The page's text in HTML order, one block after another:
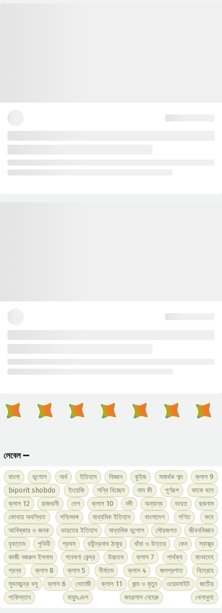
লেবেল ➖
বাংলা ভূগোল অর্থ ইতিহাস বিজ্ঞান কুইজ সমার্থক শব্দ
ক্লাস 9
biporit shobdo
ইংরেজি সন্ধি বিচ্ছেদ নাম কী পূর্ণরূপ
কাকে বলে
ক্লাস 12
রাজধানী দেশ ক্লাস 10 নদী অন্যান্য ভারত
ছদ্মনাম
কোথায় অবস্থিত
পশ্চিমবঙ্গ মাধ্যমিক ইতিহাস বাংলাদেশ গণিত
কবে
আবিষ্কার ও জনক
ভারতের ইতিহাস মাধ্যমিক ভূগোল সৌরজগত
জীবনবিজ্ঞান
বৃহত্তম
পৃথিবী প্রথম রবীন্দ্রনাথ ঠাকুর ধাঁধা ও উত্তর কেন
স্বাস্থ্য
কাজী নজরুল ইসলাম
গবেষণা কেন্দ্র উচ্চতম ক্লাস 7 পার্থক্য
মানবদেহ
গ্রন্থ
ক্লাস 8 ক্লাস 5 দীর্ঘতম ক্লাস 4 জলপ্রপাত
বিদ্রোহ
সুভাষচন্দ্র বসু
ক্লাস 6 নেতাজী ক্লাস 11 জন্ম ও মৃত্যু ওয়েবসাইট
জাতীয়
পাকিস্তান
বায়ুমণ্ডল জহরলাল নেহেরু খেলাধুলা